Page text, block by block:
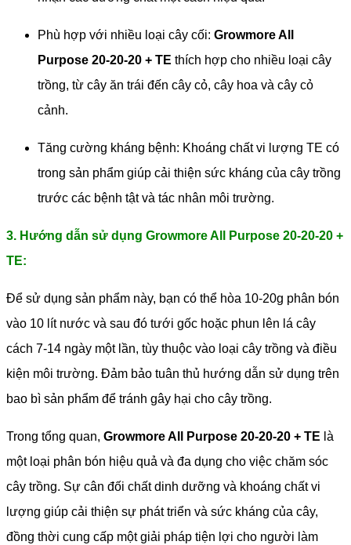
Phù hợp với nhiều loại cây cối: Growmore All
Purpose 20-20-20 + TE thích hợp cho nhiều loại cây
trồng, từ cây ăn trái đến cây cỏ, cây hoa và cây cỏ
cảnh.
Tăng cường kháng bệnh: Khoáng chất vi lượng TE có
trong sản phẩm giúp cải thiện sức kháng của cây trồng
trước các bệnh tật và tác nhân môi trường.
3. Hướng dẫn sử dụng Growmore All Purpose 20-20-20 +
TE:
Để sử dụng sản phẩm này, bạn có thể hòa 10-20g phân bón
vào 10 lít nước và sau đó tưới gốc hoặc phun lên lá cây
cách 7-14 ngày một lần, tùy thuộc vào loại cây trồng và điều
kiện môi trường. Đảm bảo tuân thủ hướng dẫn sử dụng trên
bao bì sản phẩm để tránh gây hại cho cây trồng.
Trong tổng quan, Growmore All Purpose 20-20-20 + TE là
một loại phân bón hiệu quả và đa dụng cho việc chăm sóc
cây trồng. Sự cân đối chất dinh dưỡng và khoáng chất vi
lượng giúp cải thiện sự phát triển và sức kháng của cây,
đồng thời cung cấp một giải pháp tiện lợi cho người làm